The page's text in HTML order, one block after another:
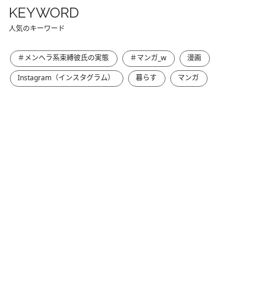
KEYWORD
人気のキーワード
＃メンヘラ系束縛彼氏の実態 ＃マンガ_w
漫画
Instagram（インスタグラム）
暮らす マンガ